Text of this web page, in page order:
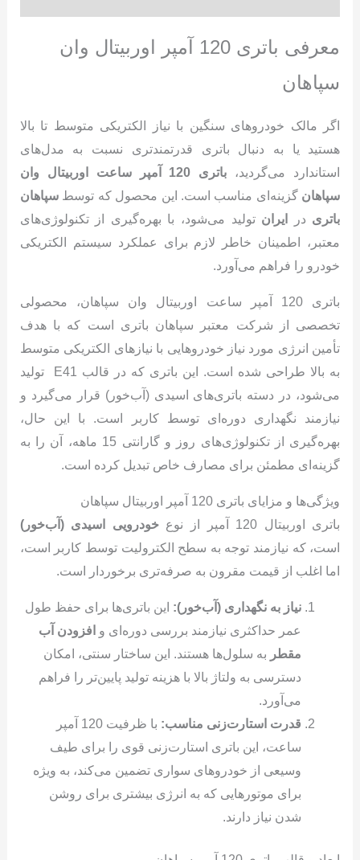
معرفی باتری 120 آمپر اوربیتال وان
سپاهان
اگر مالک خودروهای سنگین با نیاز الکتریکی متوسط تا بالا
هستید یا به دنبال باتری قدرتمندتری نسبت به مدل‌های
استاندارد می‌گردید،
باتری 120 آمپر ساعت اوربیتال وان
سپاهان گزینه‌ای مناسب است. این محصول که توسطسپاهان
باتری در ایران تولید می‌شود، با بهره‌گیری از تکنولوژی‌های
معتبر، اطمینان خاطر لازم برای عملکرد سیستم الکتریکی
خودرو را فراهم می‌آورد.
باتری 120 آمپر ساعت اوربیتال وان سپاهان، محصولی
تخصصی از شرکت معتبر سپاهان باتری است که با هدف
تأمین انرژی مورد نیاز خودروهایی با نیازهای الکتریکی متوسط
به بالا طراحی شده است. این باتری که در قالب E41 تولید
می‌شود، در دسته باتری‌های اسیدی (آب‌خور) قرار می‌گیرد و
نیازمند نگهداری دوره‌ای توسط کاربر است. با این حال،
بهره‌گیری از تکنولوژی‌های روز و گارانتی 15 ماهه، آن را به
گزینه‌ای مطمئن برای مصارف خاص تبدیل کرده است.
ویژگی‌ها و مزایای باتری 120 آمپر اوربیتال سپاهان
باتری اوربیتال 120 آمپر از نوع
خودرویی اسیدی (آب‌خور)
است، که نیازمند توجه به سطح الکترولیت توسط کاربر است،
اما اغلب از قیمت مقرون به صرفه‌تری برخوردار است.
نیاز به نگهداری (آب‌خور): این باتری‌ها برای حفظ طول
عمر حداکثری نیازمند بررسی دوره‌ای و افزودن آب
مقطر به سلول‌ها هستند. این ساختار سنتی، امکان
دسترسی به ولتاژ بالا با هزینه تولید پایین‌تر را فراهم
می‌آورد.
قدرت استارت‌زنی مناسب:
با ظرفیت 120 آمپر
ساعت، این باتری استارت‌زنی قوی را برای طیف
وسیعی از خودروهای سواری تضمین می‌کند، به ویژه
برای موتورهایی که به انرژی بیشتری برای روشن
شدن نیاز دارند.